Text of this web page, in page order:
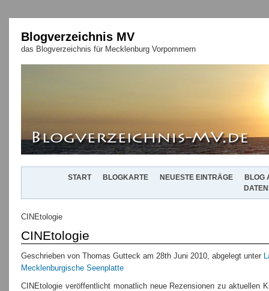
Blogverzeichnis MV
das Blogverzeichnis für Mecklenburg Vorpommern
START BLOGKARTE NEUESTE EINTRÄGE
BLOG
CINEtologie
CINEtologie
Geschrieben von Thomas Gutteck am 28th Juni 2010, abgelegt unter
Mecklenburgische Seenplatte
CINEtologie veröffentlicht monatlich neue Rezensionen zu aktuellen